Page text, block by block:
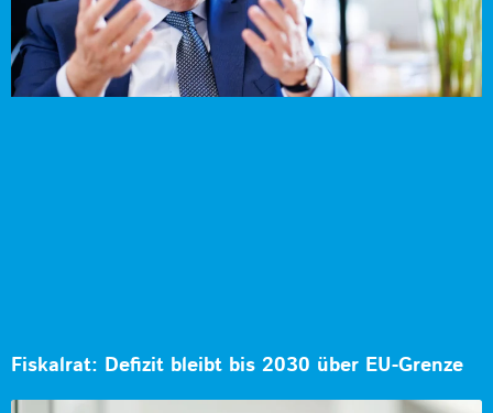
Fiskalrat: Defizit bleibt bis 2030 über EU-Grenze